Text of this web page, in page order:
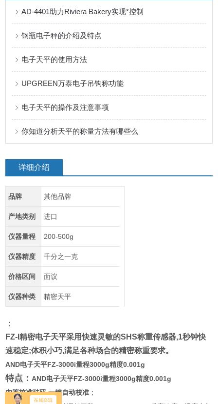
AD-4401助力Riviera Bakery实现*控制
钢瓶电子秤的介绍及特点
电子天平的使用方法
UPGREEN万泰电子吊钩称功能
电子天平的操作及注意事项
你知道分析天平的称量方法有哪些么
详细介绍
品牌 其他品牌
产地类别 进口
仪器量程 200-500g
仪器精度 千分之一克
价格区间 面议
仪器种类 精密天平
：
FZ-I精密电子天平采用快速灵敏的SHS称重传感器,1秒钟快
速稳定;体积小巧,满足各种场合的精密称重要求。
AND电子天平FZ-3000i量程3000g精度0.001g
特点：AND电子天平FZ-3000i量程3000g精度0.001g
内置校准砝码,一键自动校准 ；